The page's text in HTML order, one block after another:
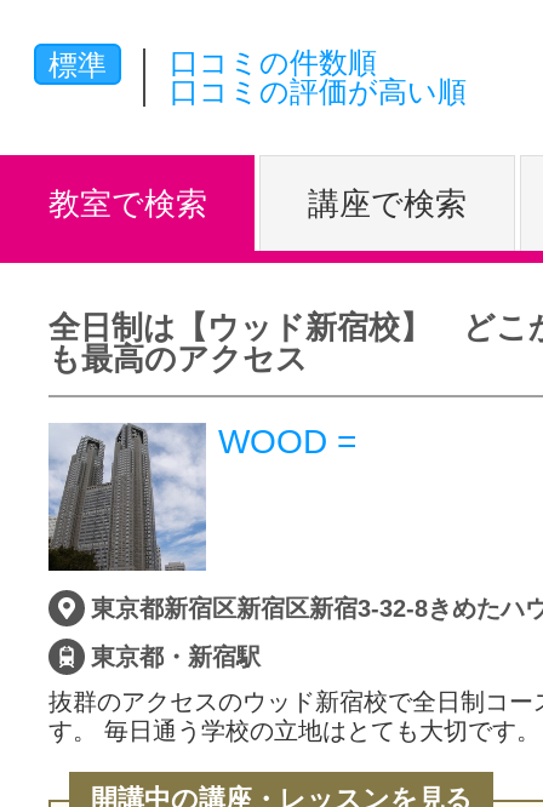
体験レッス
やりたいこ
特集をみる
グッドスク
サイトマッ
標準
口コミの件数順
口コミの評価が高い順
教室で検索 講座で検索
全日制は【ウッド新宿校】 どこ
も最高のアクセス
WOOD =
東京都・新宿駅
抜群のアクセスのウッド新宿校で全日制コー
す。 毎日通う学校の立地はとても大切です
開講中の講座・レッスンを見る